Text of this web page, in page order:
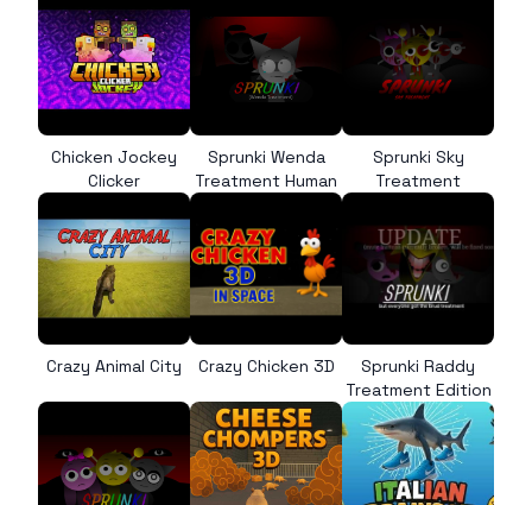
Chicken Jockey
Clicker
Sprunki Wenda
Treatment Human
Sprunki Sky
Treatment
Crazy Animal City Crazy Chicken 3D
Sprunki Raddy
Treatment Edition